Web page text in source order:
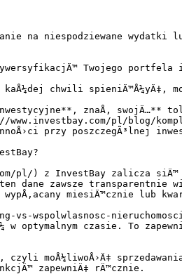
na niespodziewane
Twojego portfela i
chwili spieniÄ™Å¼yÄ‡,
znaÅ‚
pl/blog/
przy poszczegÃ³lnej
pl/) z InvestBay zalicza siÄ™
dane zawsze transparentnie
miesiÄ™cznie lub
wspolwlasnosc-
w optymalnym czasie. To
moÅ¼liwoÅ›Ä‡
zapewniÄ‡ rÄ™cznie.